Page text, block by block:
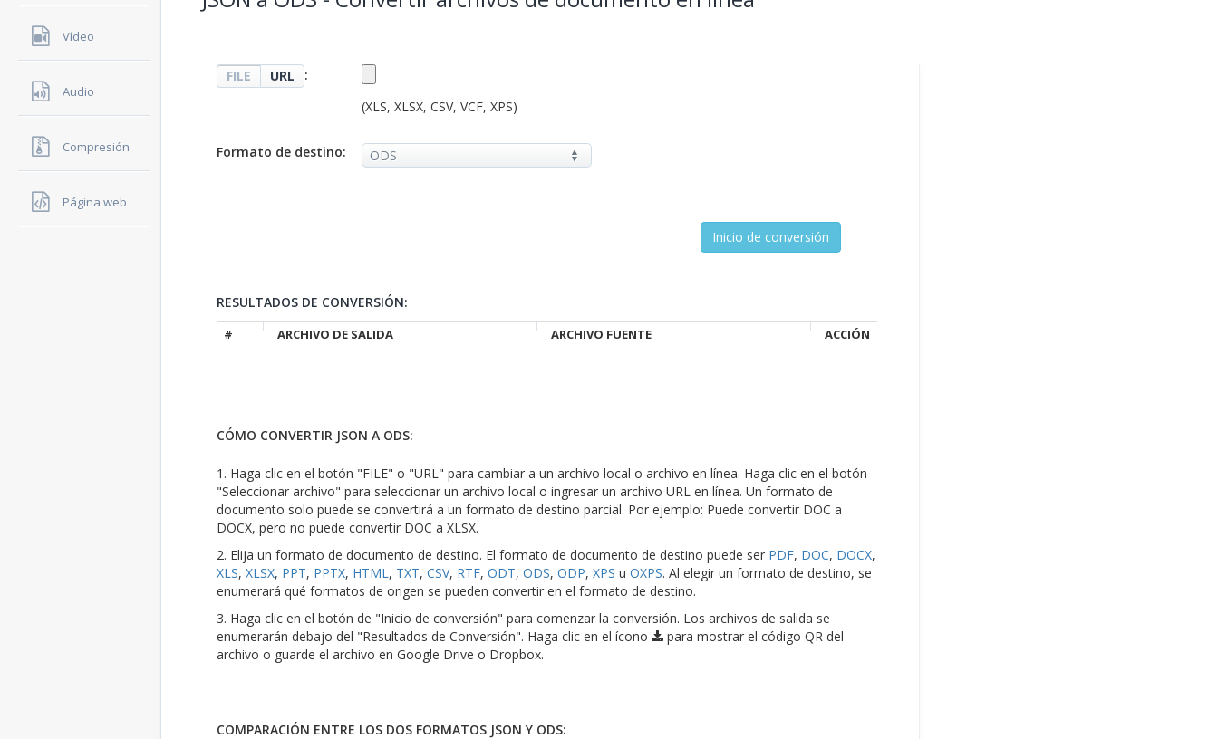
Vídeo
Audio
Compresión
Página web
FILE URL
:
(XLS, XLSX, CSV, VCF, XPS)
Formato de destino:
RESULTADOS DE CONVERSIÓN:
# ARCHIVO DE SALIDA ARCHIVO FUENTE ACCIÓN
CÓMO CONVERTIR JSON A ODS:
1. Haga clic en el botón "FILE" o "URL" para cambiar a un archivo local o archivo en línea. Haga clic en el botón
"Seleccionar archivo" para seleccionar un archivo local o ingresar un archivo URL en línea. Un formato de
documento solo puede se convertirá a un formato de destino parcial. Por ejemplo: Puede convertir DOC a
DOCX, pero no puede convertir DOC a XLSX.
2. Elija un formato de documento de destino. El formato de documento de destino puede ser PDF, DOC, DOCX,
XLS, XLSX, PPT, PPTX, HTML, TXT, CSV, RTF, ODT, ODS, ODP, XPS u OXPS. Al elegir un formato de destino, se
enumerará qué formatos de origen se pueden convertir en el formato de destino.
3. Haga clic en el botón de "Inicio de conversión" para comenzar la conversión. Los archivos de salida se
enumerarán debajo del "Resultados de Conversión". Haga clic en el ícono
para mostrar el código QR del
archivo o guarde el archivo en Google Drive o Dropbox.
COMPARACIÓN ENTRE LOS DOS FORMATOS JSON Y ODS: